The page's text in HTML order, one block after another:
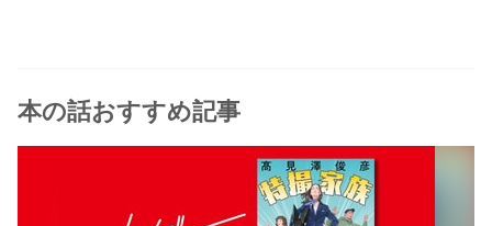
本の話おすすめ記事